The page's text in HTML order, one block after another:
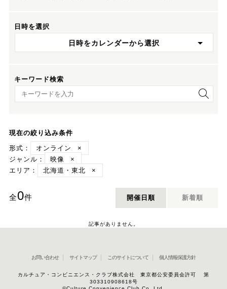
日時を選択
日時をカレンダーから選択
キーワード検索
キーワード検索
現在の絞り込み条件
形式：
オンライン
×
ジャンル：
映像
×
エリア：
北海道・東北 ×
全0件 開催日順 新着順
記事がありません。
お問い合わせ サイトマップ このサイトについて 個人情報保護方針
カルチュア・コンビニエンス・クラブ株式会社 東京都公安委員会許可 第
303310908618号